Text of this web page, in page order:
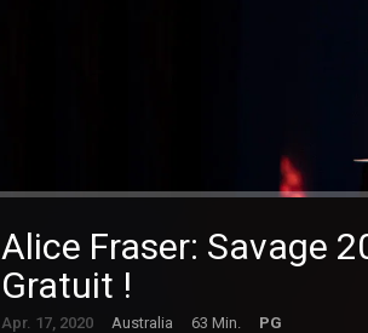
Alice Fraser: Savage
Gratuit !
Apr. 17, 2020 Australia 63 Min. PG